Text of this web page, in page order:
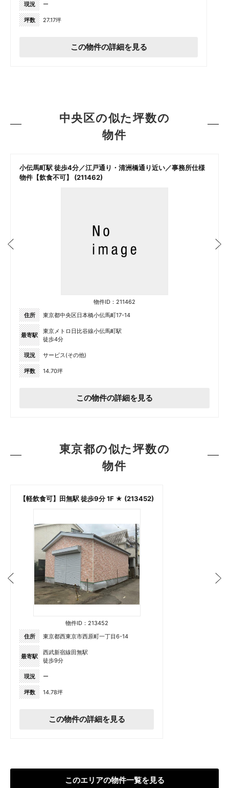
現況 ー
坪数 27.17坪
この物件の詳細を見る
中央区の似た坪数の
物件
小伝馬町駅 徒歩4分／江戸通り・清洲橋通り近い／事務所仕様
物件【飲食不可】 (211462)
物件ID：211462
住所
東京都中央区日本橋小伝馬町17-14
最寄駅
東京メトロ日比谷線小伝馬町駅
徒歩4分
現況 サービス(その他)
坪数 14.70坪
この物件の詳細を見る
東京都の似た坪数の
物件
【軽飲食可】田無駅 徒歩9分 1F ★ (213452)
物件ID：213452
住所
東京都西東京市西原町一丁目6-14
最寄駅
西武新宿線田無駅
徒歩9分
現況 ー
坪数 14.78坪
この物件の詳細を見る
このエリアの物件一覧を見る